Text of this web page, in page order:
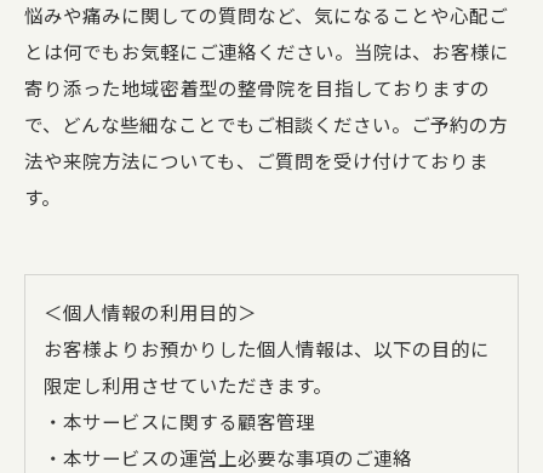
悩みや痛みに関しての質問など、気になることや心配ご
とは何でもお気軽にご連絡ください。当院は、お客様に
寄り添った地域密着型の整骨院を目指しておりますの
で、どんな些細なことでもご相談ください。ご予約の方
法や来院方法についても、ご質問を受け付けておりま
す。
＜個人情報の利用目的＞
お客様よりお預かりした個人情報は、以下の目的に
限定し利用させていただきます。
・本サービスに関する顧客管理
・本サービスの運営上必要な事項のご連絡